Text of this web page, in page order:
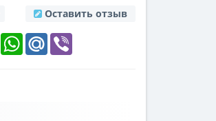
Оставить отзыв
PinterestWhatsAppMail.Ru